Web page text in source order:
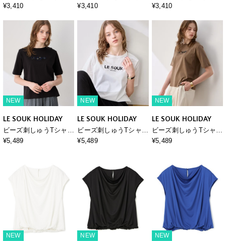
ズ】ベロアボートネッ
¥3,410
ズ】ベロアボートネッ
¥3,410
ズ】ベロアボートネッ
¥3,410
NEW
LE SOUK HOLIDAY
ビーズ刺しゅうTシャツ
【接触冷感・吸水速
¥5,489
NEW
LE SOUK HOLIDAY
ビーズ刺しゅうTシャツ
【接触冷感・吸水速
¥5,489
NEW
LE SOUK HOLIDAY
ビーズ刺しゅうTシャツ
【接触冷感・吸水速
¥5,489
NEW NEW NEW